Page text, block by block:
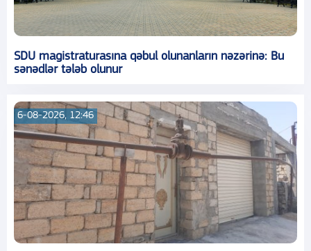
SDU magistraturasına qəbul olunanların nəzərinə: Bu
sənədlər tələb olunur
6-08-2026, 12:46